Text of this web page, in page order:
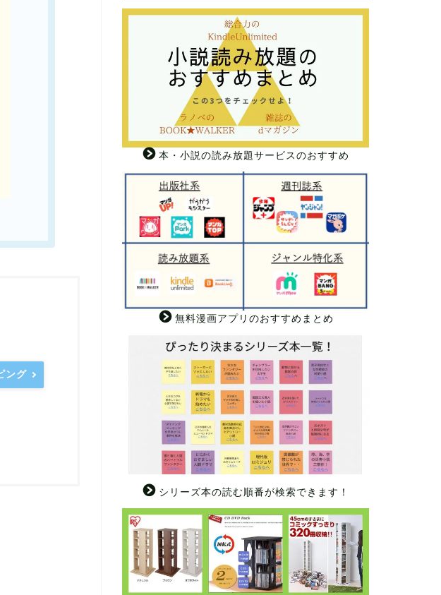
ング
本・小説の読み放題サービスのおすすめ
無料漫画アプリのおすすめまとめ
シリーズ本の読む順番が検索できます！